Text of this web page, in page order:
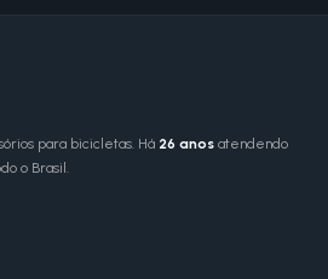
para bicicletas. Há 26 anos atendendo
o Brasil.